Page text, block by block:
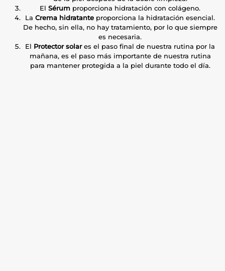
El Sérum proporciona hidratación con colágeno.
La Crema hidratante proporciona la hidratación esencial.
De hecho, sin ella, no hay tratamiento, por lo que siempre
es necesaria.
El Protector solares el paso final de nuestra rutina por la
mañana, es el paso más importante de nuestra rutina
para mantener protegida a la piel durante todo el día.